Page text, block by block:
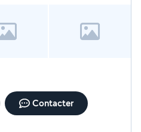
Contacter